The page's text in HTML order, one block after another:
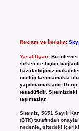
Reklam ve İletişim:
Yasal Uyarı: Bu
şirketi ile hiçbir
hazırladığımız
niteliği taşımamakta
yapılmamaktadır.
tesadüfidir.
taşımazlar.
Sitemiz, 5651 Sayılı
(BTK) tarafından
nedenle, sitedeki